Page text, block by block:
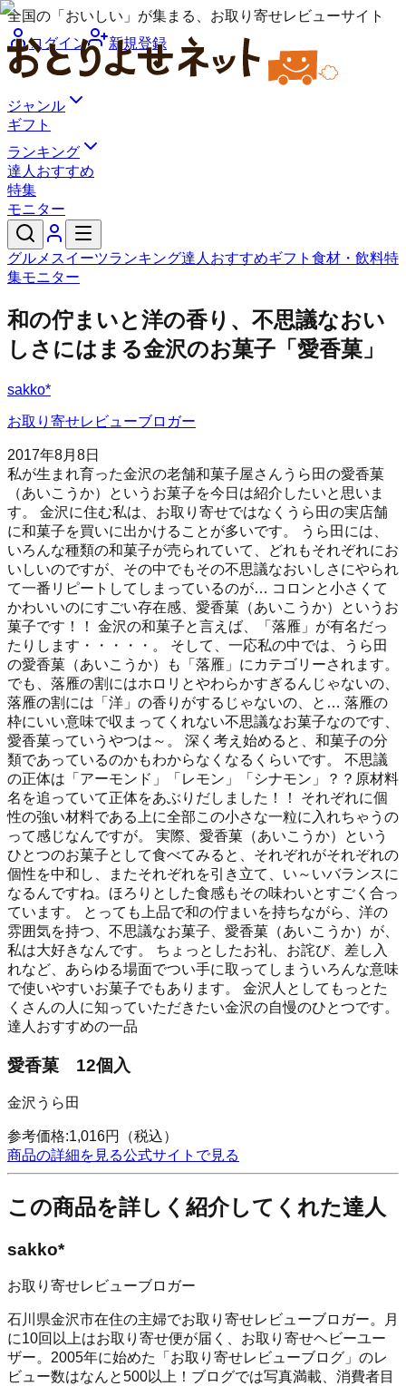
全国の「おいしい」が集まる、お取り寄せレビューサイト
ログイン
新規登録
ジャンル
ギフト
ランキング
達人おすすめ
特集
モニター
グルメ スイーツランキング達人おすすめギフト 食材・飲料特
集モニター
和の佇まいと洋の香り、不思議なおい
しさにはまる金沢のお菓子「愛香菓」
sakko*
お取り寄せレビューブロガー
2017年8月8日
私が生まれ育った金沢の老舗和菓子屋さんうら田の愛香菓
（あいこうか）というお菓子を今日は紹介したいと思いま
す。 金沢に住む私は、お取り寄せではなくうら田の実店舗
に和菓子を買いに出かけることが多いです。 うら田には、
いろんな種類の和菓子が売られていて、どれもそれぞれにお
いしいのですが、その中でもその不思議なおいしさにやられ
て一番リピートしてしまっているのが… コロンと小さくて
かわいいのにすごい存在感、愛香菓（あいこうか）というお
菓子です！！ 金沢の和菓子と言えば、「落雁」が有名だっ
たりします・・・・・。 そして、一応私の中では、うら田
の愛香菓（あいこうか）も「落雁」にカテゴリーされます。
でも、落雁の割にはホロリとやわらかすぎるんじゃないの、
落雁の割には「洋」の香りがするじゃないの、と… 落雁の
枠にいい意味で収まってくれない不思議なお菓子なのです、
愛香菓っていうやつは～。 深く考え始めると、和菓子の分
類であっているのかもわからなくなるくらいです。 不思議
の正体は「アーモンド」「レモン」「シナモン」？？原材料
名を追っていて正体をあぶりだしました！！ それぞれに個
性の強い材料である上に全部この小さな一粒に入れちゃうの
って感じなんですが。 実際、愛香菓（あいこうか）という
ひとつのお菓子として食べてみると、それぞれがそれぞれの
個性を中和し、またそれぞれを引き立て、い～いバランスに
なるんですね。ほろりとした食感もその味わいとすごく合っ
ています。 とっても上品で和の佇まいを持ちながら、洋の
雰囲気を持つ、不思議なお菓子、愛香菓（あいこうか）が、
私は大好きなんです。 ちょっとしたお礼、お詫び、差し入
れなど、あらゆる場面でつい手に取ってしまういろんな意味
で使いやすいお菓子でもあります。 金沢人としてもっとた
くさんの人に知っていただきたい金沢の自慢のひとつです。
達人おすすめの一品
愛香菓 12個入
金沢うら田
参考価格:1,016円
（税込）
商品の詳細を見る公式サイトで見る
この商品を詳しく紹介してくれた達人
sakko*
お取り寄せレビューブロガー
石川県金沢市在住の主婦でお取り寄せレビューブロガー。月
に10回以上はお取り寄せ便が届く、お取り寄せヘビーユー
ザー。2005年に始めた「お取り寄せレビューブログ」のレ
ビュー数はなんと500以上！ブログでは写真満載、消費者目